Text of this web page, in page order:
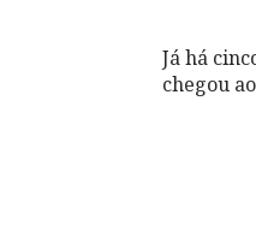
Já há
chegou